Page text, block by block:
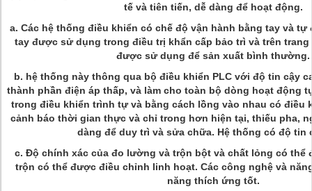
tế và tiên tiến, dễ dàng để hoạt động.
a. Các hệ thống điều khiển có chế độ vận hành bằng tay và
tay được sử dụng trong điều trị khẩn cấp bảo trì và trên trang
được sử dụng để sản xuất bình thường.
b. hệ thống này thông qua bộ điều khiển PLC với độ tin cậy
thành phần điện áp thấp, và làm cho toàn bộ dòng hoạt động
trong điều khiển trình tự và bằng cách lồng vào nhau có điều
cảnh báo thời gian thực và chỉ trong hơn hiện tại, thiếu pha,
dàng để duy trì và sửa chữa. Hệ thống có độ tin
c. Độ chính xác của đo lường và trộn bột và chất lỏng có thể
trộn có thể được điều chỉnh linh hoạt. Các công nghệ và
năng thích ứng tốt.